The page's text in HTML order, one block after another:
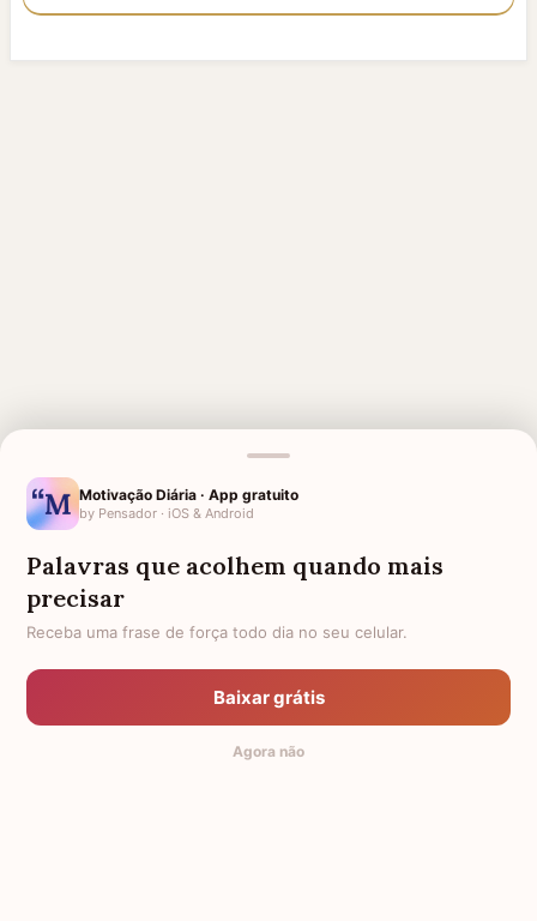
MENSAGENS RELACIONADAS
FORÇA PARA MÃE COM FILHO
VERSÍCULOS DE CONFORTO E
FORÇA
FRASES PARA COROA DE
SUPERAÇÃO E FORÇA
FRASES DE SENTIMENTOS MEUS SENTIMENTOS AMIGA
Motivação Diária · App gratuito
by Pensador · iOS & Android
Palavras que acolhem quando mais
precisar
Receba uma frase de força todo dia no seu celular.
Baixar grátis
Agora não